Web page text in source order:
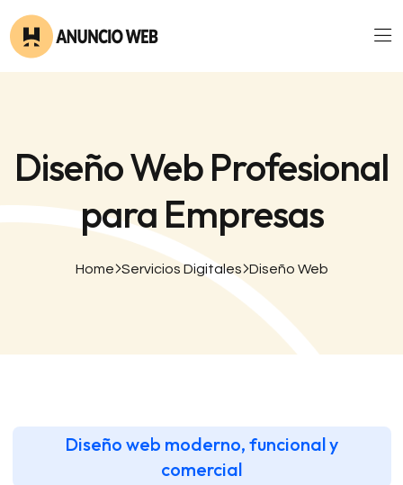
Diseño Web Profesional
para Empresas
Home Servicios Digitales Diseño Web
Diseño web moderno, funcional y
comercial